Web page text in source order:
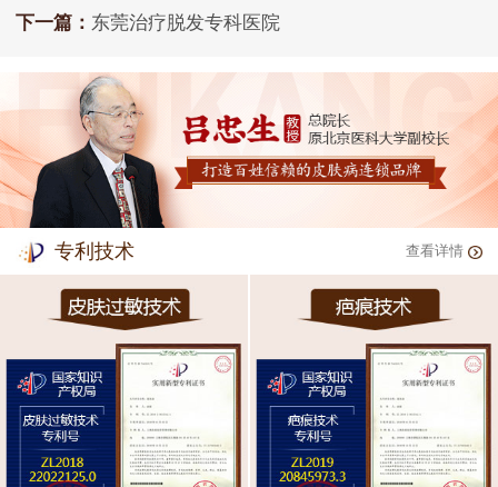
下一篇： 东莞治疗脱发专科医院
专利技术 查看详情